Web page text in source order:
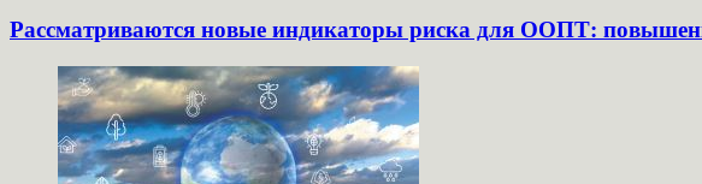
Рассматриваются новые индикаторы риска для ООПТ: